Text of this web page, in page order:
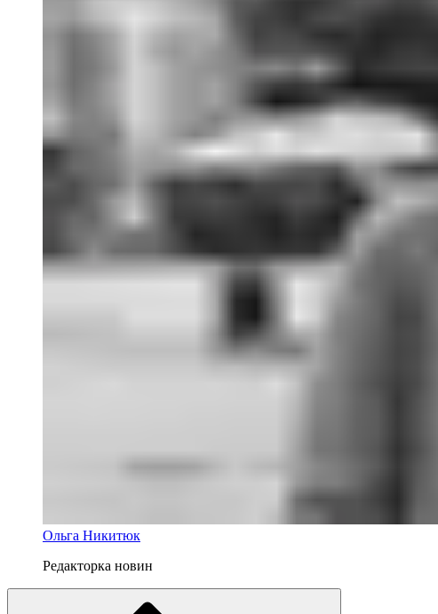
Ольга Никитюк
Редакторка новин